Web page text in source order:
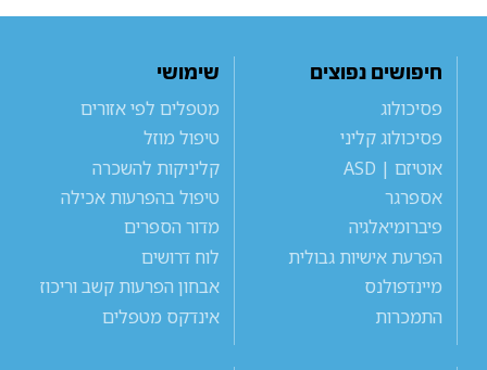
חיפושים נפוצים
פסיכולוג
פסיכולוג קליני
אוטיזם | ASD
אספרגר
פיברומיאלגיה
הפרעת אישיות גבולית
מיינדפולנס
התמכרות
שימושי
מטפלים לפי אזורים
טיפול מוזל
קליניקות להשכרה
טיפול בהפרעות אכילה
מדור הספרים
לוח דרושים
אבחון הפרעות קשב וריכוז
אינדקס מטפלים